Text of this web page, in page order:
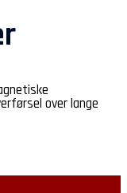
over lange